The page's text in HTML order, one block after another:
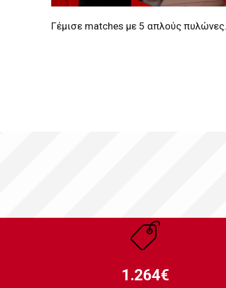
Γέμισε matches με 5 απλούς πυλώνες.
1.264€